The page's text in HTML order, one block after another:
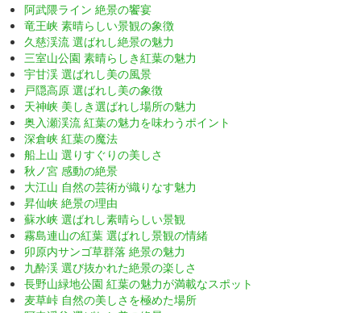
阿武隈ライン 絶景の饗宴
竜王峡 素晴らしい景観の象徴
久慈渓流 選ばれし絶景の魅力
三室山公園 素晴らしき紅葉の魅力
宇甘渓 選ばれし美の風景
戸隠高原 選ばれし美の象徴
天神峡 美しき選ばれし場所の魅力
奥入瀬渓流 紅葉の魅力を味わうポイント
深倉峡 紅葉の魔法
船上山 選りすぐりの美しさ
秋ノ宮 感動の絶景
大江山 自然の芸術が織りなす魅力
昇仙峡 絶景の理由
蘇水峡 選ばれし素晴らしい景観
霧島連山の紅葉 選ばれし景観の情緒
卯原内サンゴ草群落 絶景の魅力
九酔渓 選び抜かれた絶景の楽しさ
長野山緑地公園 紅葉の魅力が満載なスポット
麦草峠 自然の美しさを極めた場所